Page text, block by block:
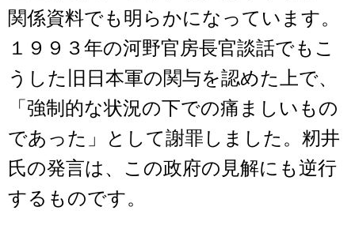
関係資料でも明らかになっています。
１９９３年の河野官房長官談話でもこ
うした旧日本軍の関与を認めた上で、
「強制的な状況の下での痛ましいもの
であった」として謝罪しました。籾井
氏の発言は、この政府の見解にも逆行
するものです。